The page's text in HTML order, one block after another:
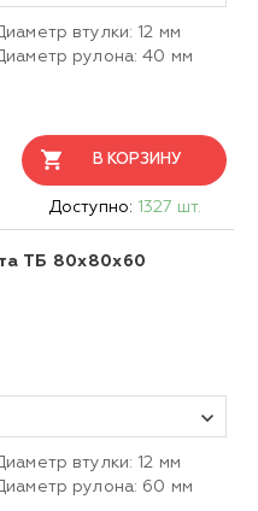
втулки: 12 мм
рулона: 40 мм
В КОРЗИНУ
Доступно: 1327 шт.
ТБ 80x80х60
втулки: 12 мм
рулона: 60 мм